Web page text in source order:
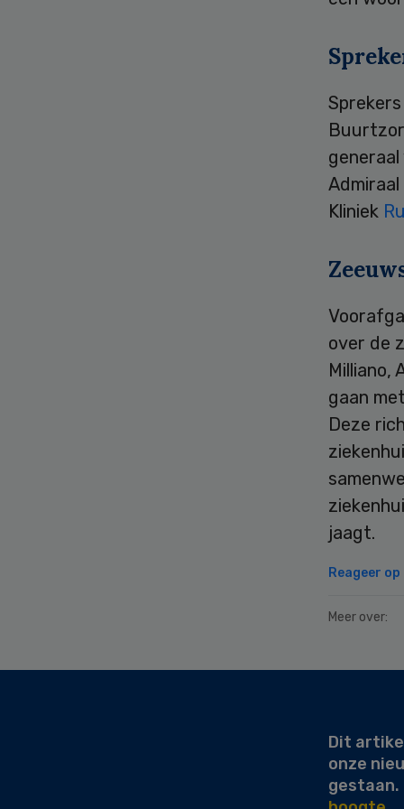
Kliniek
over de
Milliano,
gaan
Deze
jaagt.
Reageer
Meer over:
Secondary
Dit
onze
gestaan.